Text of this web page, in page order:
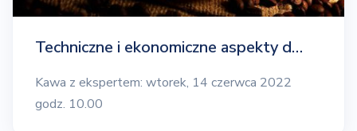
Techniczne i ekonomiczne aspekty d…
Kawa z ekspertem: wtorek, 14 czerwca 2022
godz. 10.00